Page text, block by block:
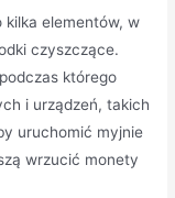
kilka elementów, w
czyszczące.
którego
i urządzeń, takich
uruchomić myjnie
wrzucić monety